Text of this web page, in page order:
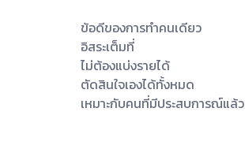
ข้อดีของการทำคนเดียว
อิสระเต็มที่
ไม่ต้องแบ่งรายได้
ตัดสินใจเองได้ทั้งหมด
เหมาะกับคนที่มีประสบการณ์แล้ว